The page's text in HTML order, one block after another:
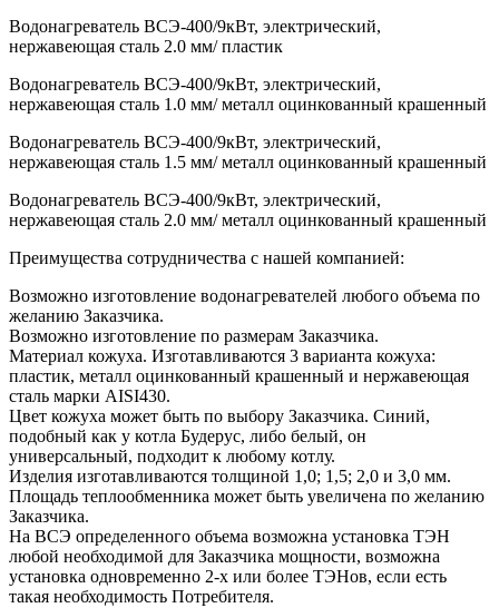
Водонагреватель ВСЭ-400/9кВт, электрический,
нержавеющая сталь 2.0 мм/ пластик
Водонагреватель ВСЭ-400/9кВт, электрический,
нержавеющая сталь 1.0 мм/ металл оцинкованный крашенный
Водонагреватель ВСЭ-400/9кВт, электрический,
нержавеющая сталь 1.5 мм/ металл оцинкованный крашенный
Водонагреватель ВСЭ-400/9кВт, электрический,
нержавеющая сталь 2.0 мм/ металл оцинкованный крашенный
Преимущества сотрудничества с нашей компанией:
Возможно изготовление водонагревателей любого объема по
желанию Заказчика.
Возможно изготовление по размерам Заказчика.
Материал кожуха. Изготавливаются 3 варианта кожуха:
пластик, металл оцинкованный крашенный и нержавеющая
сталь марки AISI430.
Цвет кожуха может быть по выбору Заказчика. Синий,
подобный как у котла Будерус, либо белый, он
универсальный, подходит к любому котлу.
Изделия изготавливаются толщиной 1,0; 1,5; 2,0 и 3,0 мм.
Площадь теплообменника может быть увеличена по желанию
Заказчика.
На ВСЭ определенного объема возможна установка ТЭН
любой необходимой для Заказчика мощности, возможна
установка одновременно 2-х или более ТЭНов, если есть
такая необходимость Потребителя.